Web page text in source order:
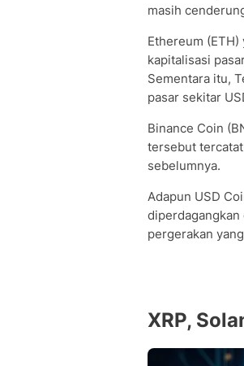
masih
Ethereum
kapitalisasi
Sementara itu,
pasar sekitar
Binance Coin
tersebut
sebelumnya.
Adapun USD
diperdagangkan
pergerakan
XRP,